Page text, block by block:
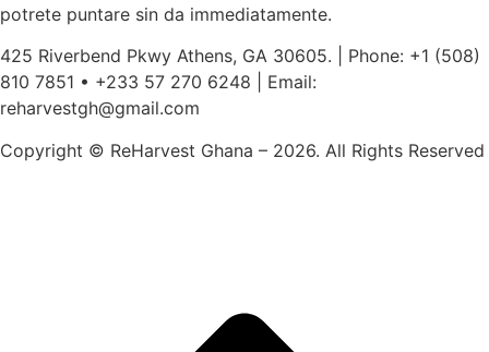
potrete puntare sin da immediatamente.
425 Riverbend Pkwy Athens, GA 30605. | Phone: +1 (508)
810 7851 • +233 57 270 6248 | Email:
reharvestgh@gmail.com
Copyright © ReHarvest Ghana – 2026. All Rights Reserved